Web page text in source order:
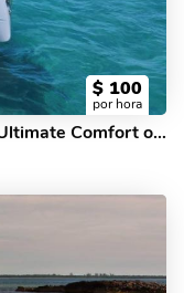
$ 100
por hora
Luxury Mega Yacht – Sleek Design, Ultimate Comfort on the Water”